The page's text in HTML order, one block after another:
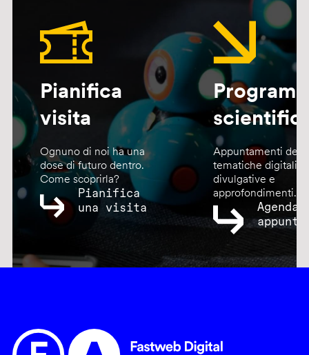
Pianifica
visita
Ognuno di noi ha una
dose di futuro dentro.
Come scoprirla?
Pianifica
una visita
Appuntamenti
tematiche digitali,
divulgative e
approfondimenti.
Agenda